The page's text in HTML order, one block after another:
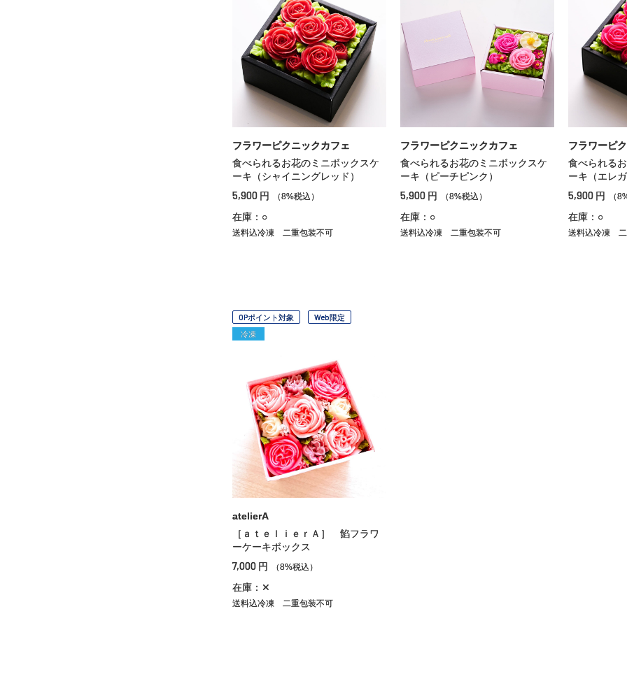
フラワーピクニックカフェ
食べられるお花のミニボックスケ
ーキ（シャイニングレッド）
5,900 円 （8%税込）
在庫：○
送料込冷凍 二重包装不可
フラワーピクニックカフェ
食べられるお花のミニボックスケ
ーキ（ピーチピンク）
5,900 円 （8%税込）
在庫：○
送料込冷凍 二重包装不可
フラワーピ
食べられる
ーキ（エレ
5,900 円 （
在庫：○
送料込冷凍
OPポイント対象
Web限定
冷凍
atelierA
［ａｔｅｌｉｅｒＡ］ 餡フラワ
ーケーキボックス
7,000 円 （8%税込）
在庫：✕
送料込冷凍 二重包装不可